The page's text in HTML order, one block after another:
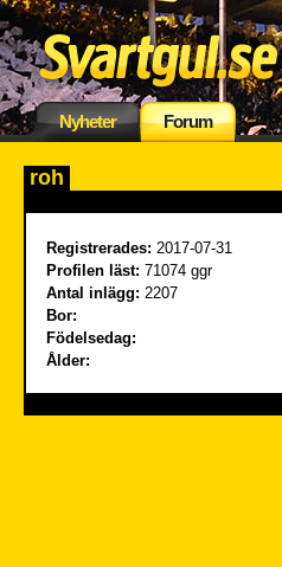
Nyheter Forum
roh
Registrerades: 2017-07-31
Profilen läst: 71074 ggr
Antal inlägg: 2207
Bor:
Födelsedag:
Ålder: